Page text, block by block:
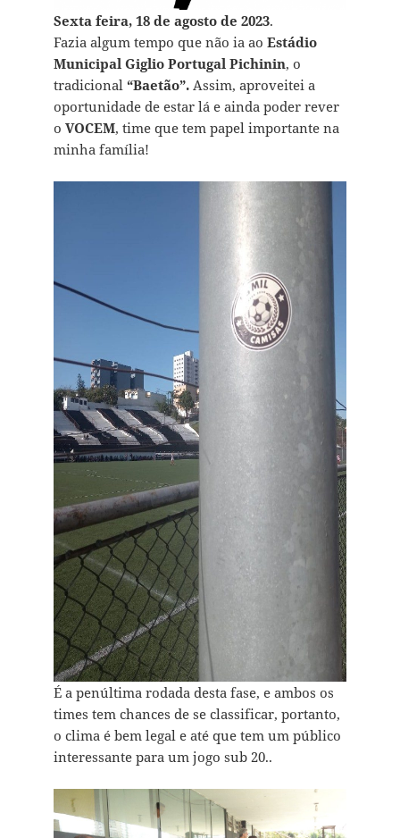
Sexta feira, 18 de agosto de 2023.
Fazia algum tempo que não ia ao Estádio
Municipal Giglio Portugal Pichinin, o
tradicional“Baetão”.Assim, aproveitei a
oportunidade de estar lá e ainda poder rever
o VOCEM, time que tem papel importante na
minha família!
É a penúltima rodada desta fase, e ambos os
times tem chances de se classificar, portanto,
o clima é bem legal e até que tem um público
interessante para um jogo sub 20..